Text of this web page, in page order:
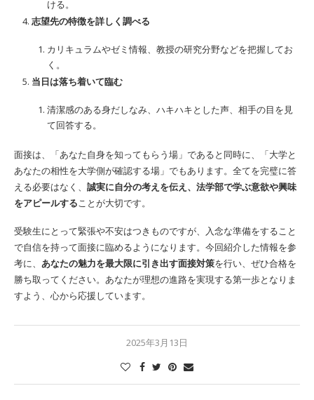
ける。
志望先の特徴を詳しく調べる
カリキュラムやゼミ情報、教授の研究分野などを把握してお
く。
当日は落ち着いて臨む
清潔感のある身だしなみ、ハキハキとした声、相手の目を見
て回答する。
面接は、「あなた自身を知ってもらう場」であると同時に、「大学と
あなたの相性を大学側が確認する場」でもあります。全てを完璧に答
える必要はなく、 誠実に自分の考えを伝え、法学部で学ぶ意欲や興味
をアピールすることが大切です。
受験生にとって緊張や不安はつきものですが、入念な準備をすること
で自信を持って面接に臨めるようになります。今回紹介した情報を参
考に、 あなたの魅力を最大限に引き出す面接対策を行い、ぜひ合格を
勝ち取ってください。あなたが理想の進路を実現する第一歩となりま
すよう、心から応援しています。
2025年3月13日